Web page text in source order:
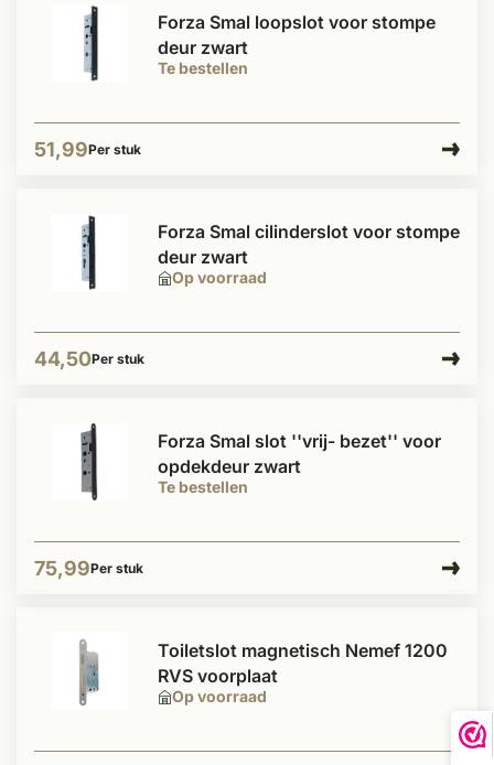
Te bestellen
Forza Smal loopslot voor stompe
deur zwart
51,99Per stuk
Op voorraad
Forza Smal cilinderslot voor stompe
deur zwart
44,50Per stuk
Te bestellen
Forza Smal slot ''vrij- bezet'' voor
opdekdeur zwart
75,99Per stuk
Op voorraad
Toiletslot magnetisch Nemef 1200
RVS voorplaat